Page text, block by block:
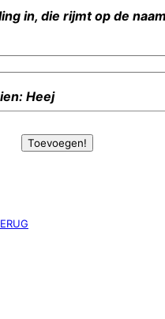
in, die rijmt op de
Heej